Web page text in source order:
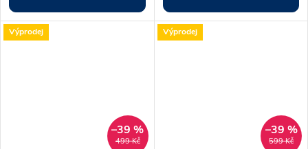
Výprodej
499 Kč
–39 %
Výprodej
599 Kč
–39 %